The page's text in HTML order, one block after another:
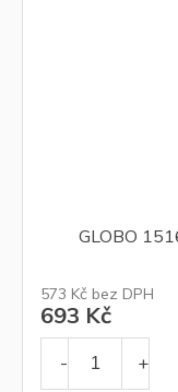
GLOBO
573 Kč bez DPH
693 Kč